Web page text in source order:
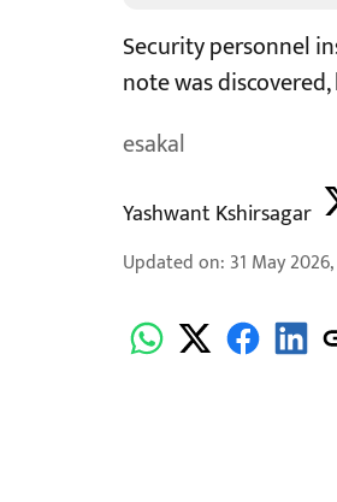
Security personnel
note was
esakal
Yashwant Kshirsagar
Updated on: 31 May